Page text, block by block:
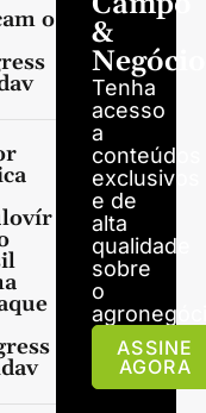
o
&
Tenha
acesso
a
conteúdos
exclusivos
e de
alta
qualidade
sobre
o
ASSINE
AGORA